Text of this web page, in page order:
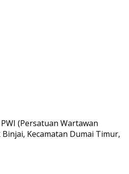
(Persatuan Wartawan
Kecamatan Dumai Timur,